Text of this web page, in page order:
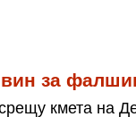
за
кмета на